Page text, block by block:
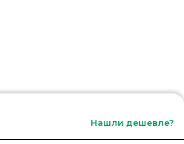
Нашли дешевле?